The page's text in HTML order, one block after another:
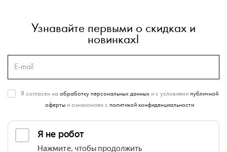
Узнавайте первыми о скидках и
новинках!
Я согласен на обработку персональных данныхи с условиями публичной
офертыи ознакомлен с политикой конфиденциальности